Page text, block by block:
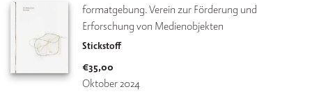
formatgebung. Verein zur Förderung und
Erforschung von Medienobjekten
Stickstoff
€35,00
Oktober 2024